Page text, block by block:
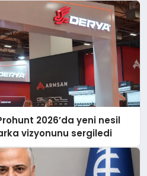
2026’da yeni nesil
vizyonunu sergiledi